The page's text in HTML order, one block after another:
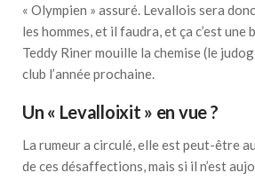
« Olympien » assuré. Levallois sera
les hommes, et il faudra, et ça c’est une
Teddy Riner mouille la chemise (le
club l’année prochaine.
Un « Levalloixit » en vue ?
La rumeur a circulé, elle est peut-être
de ces désaffections, mais si il n’est